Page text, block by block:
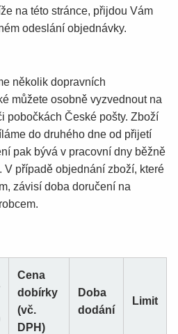
na této stránce, přijdou Vám
odeslání objednávky.
několik dopravních
můžete osobně vyzvednout na
pobočkách České pošty. Zboží
do druhého dne od přijetí
pak bývá v pracovní dny běžně
V případě objednání zboží, které
závisí doba doručení na
Cena
dobírky
(vč.
DPH)
Doba
dodání
Limit